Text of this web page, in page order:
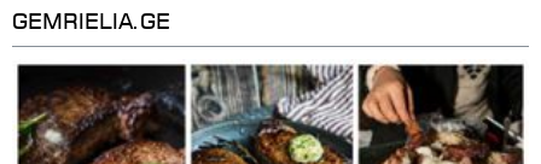
GEMRIELIA.GE